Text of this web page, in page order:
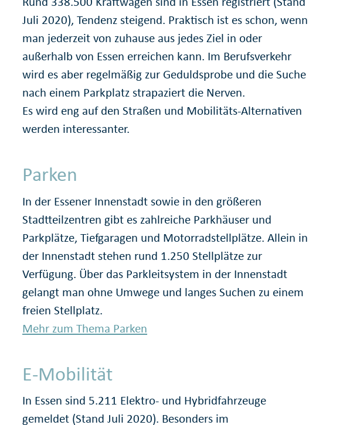
Juli 2020), Tendenz steigend. Praktisch ist es schon, wenn
man jederzeit von zuhause aus jedes Ziel in oder
außerhalb von Essen erreichen kann. Im Berufsverkehr
wird es aber regelmäßig zur Geduldsprobe und die Suche
nach einem Parkplatz strapaziert die Nerven.
Es wird eng auf den Straßen und Mobilitäts-Alternativen
werden interessanter.
Parken
In der Essener Innenstadt sowie in den größeren
Stadtteilzentren gibt es zahlreiche Parkhäuser und
Parkplätze, Tiefgaragen und Motorradstellplätze. Allein in
der Innenstadt stehen rund 1.250 Stellplätze zur
Verfügung. Über das Parkleitsystem in der Innenstadt
gelangt man ohne Umwege und langes Suchen zu einem
freien Stellplatz.
Mehr zum Thema Parken
E-Mobilität
In Essen sind 5.211 Elektro- und Hybridfahrzeuge
gemeldet (Stand Juli 2020). Besonders im